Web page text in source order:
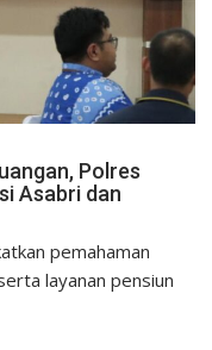
Polres
Asabri dan
pemahaman
layanan pensiun